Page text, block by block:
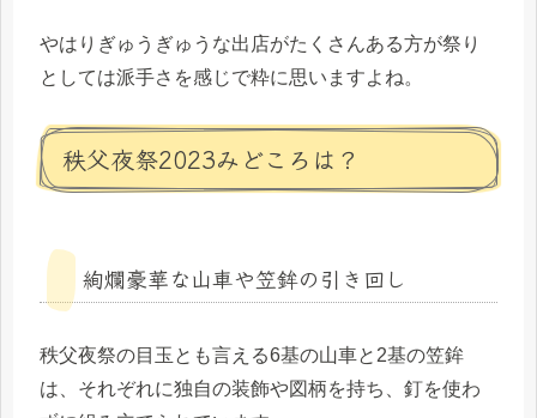
やはりぎゅうぎゅうな出店がたくさんある方が祭り
としては派手さを感じで粋に思いますよね。
秩父夜祭2023みどころは？
絢爛豪華な山車や笠鉾の引き回し
秩父夜祭の目玉とも言える6基の山車と2基の笠鉾
は、それぞれに独自の装飾や図柄を持ち、釘を使わ